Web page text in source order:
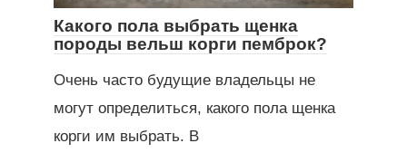
Какого пола выбрать щенка
породы вельш корги пемброк?
Очень часто будущие владельцы не
могут определиться, какого пола щенка
корги им выбрать. В